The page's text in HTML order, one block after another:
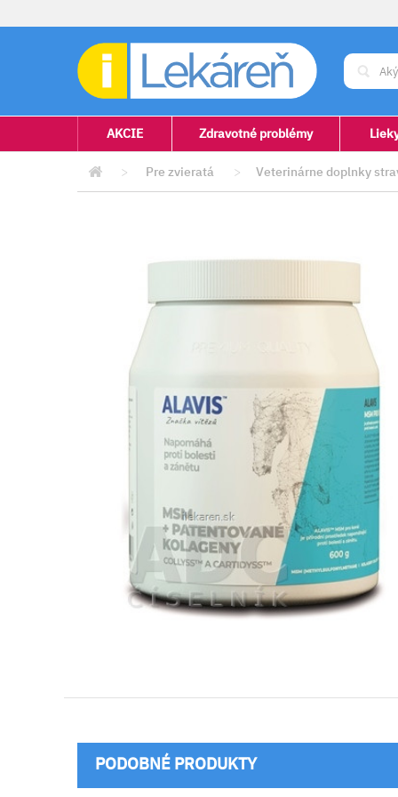
AKCIE Zdravotné problémy
> Pre zvieratá > Veterinárne doplnky
PODOBNÉ PRODUKTY